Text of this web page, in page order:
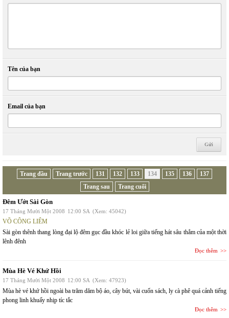
Tên của bạn
Email của bạn
Trang đầu Trang trước 131 132 133 134 135 136
137
Trang sau
Trang cuối
Đêm Ướt Sài Gòn
17 Tháng Mười Một 2008 12:00 SA (Xem: 45042)
VÕ CÔNG LIÊM
Sài gòn thênh thang lòng đại lộ đêm gục đầu khóc lẻ loi giữa tiếng hát sâu thẳm của một thời
lênh đênh
Đọc thêm
Mùa Hè Vé Khứ Hồi
17 Tháng Mười Một 2008 12:00 SA (Xem: 47923)
Mùa hè vé khứ hồi ngoài ba trăm dăm bộ áo, cây bút, vài cuốn sách, ly cà phê quá cảnh tiếng
phong linh khuấy nhịp tíc tắc
Đọc thêm